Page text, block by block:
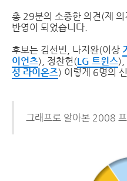
총 29분의 소중한 의견(제 의
반영이 되었습니다.
후보는 김선빈, 나지완(이상
이언츠), 정찬헌(LG 트윈스),
성 라이온즈) 이렇게 6명의
그래프로 알아본 2008